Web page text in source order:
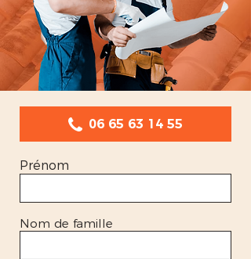
06 65 63 14 55
Prénom
Nom de famille